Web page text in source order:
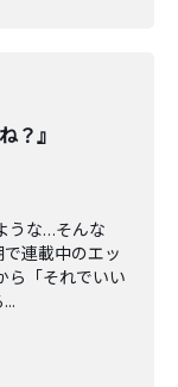
？』
うな…そんな
連載中のエッ
ら「それでいい